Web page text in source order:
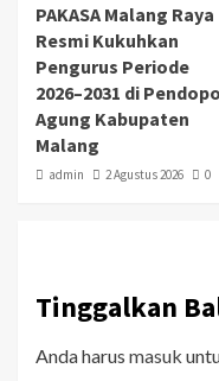
PAKASA Malang Raya
Resmi Kukuhkan
Pengurus Periode
2026–2031 di Pendopo
Agung Kabupaten
Malang
admin 2 Agustus 2026 0
Tinggalkan
Anda harus masuk